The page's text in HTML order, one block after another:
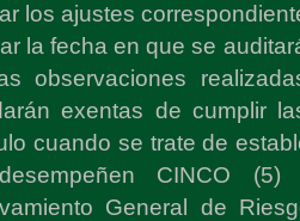
los ajustes
la fecha en que se
observaciones
exentas de cumplir
cuando se trate de
CINCO
General de